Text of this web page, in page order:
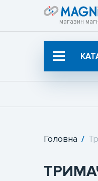
магазин
Пошукові
Магніт для
Головна /